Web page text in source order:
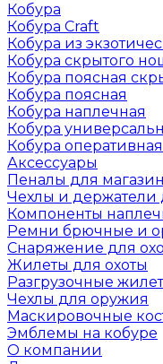
Кобура
Кобура Craft
Кобура из
Кобура скрытого
Кобура поясная
Кобура поясная
Кобура наплечная
Кобура
Кобура оперативная
Аксессуары
Пеналы для
Чехлы и держатели
Компоненты
Ремни брючные и
Снаряжение для
Жилеты для охоты
Разгрузочные
Чехлы для оружия
Маскировочные
Эмблемы на кобуре
О компании